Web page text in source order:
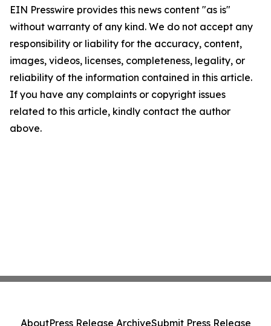
EIN Presswire provides this news content "as is"
without warranty of any kind. We do not accept any
responsibility or liability for the accuracy, content,
images, videos, licenses, completeness, legality, or
reliability of the information contained in this article.
If you have any complaints or copyright issues
related to this article, kindly contact the author
above.
AboutPress Release ArchiveSubmit Press Release